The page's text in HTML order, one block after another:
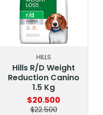
HILLS
Hills R/D Weight
Reduction Canino
1.5 Kg
$20.500
$22.500